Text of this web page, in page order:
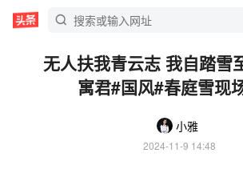
无人扶我青云志 我自踏雪
寓君#国风#春庭雪现
小雅
2024-11-9 14:48